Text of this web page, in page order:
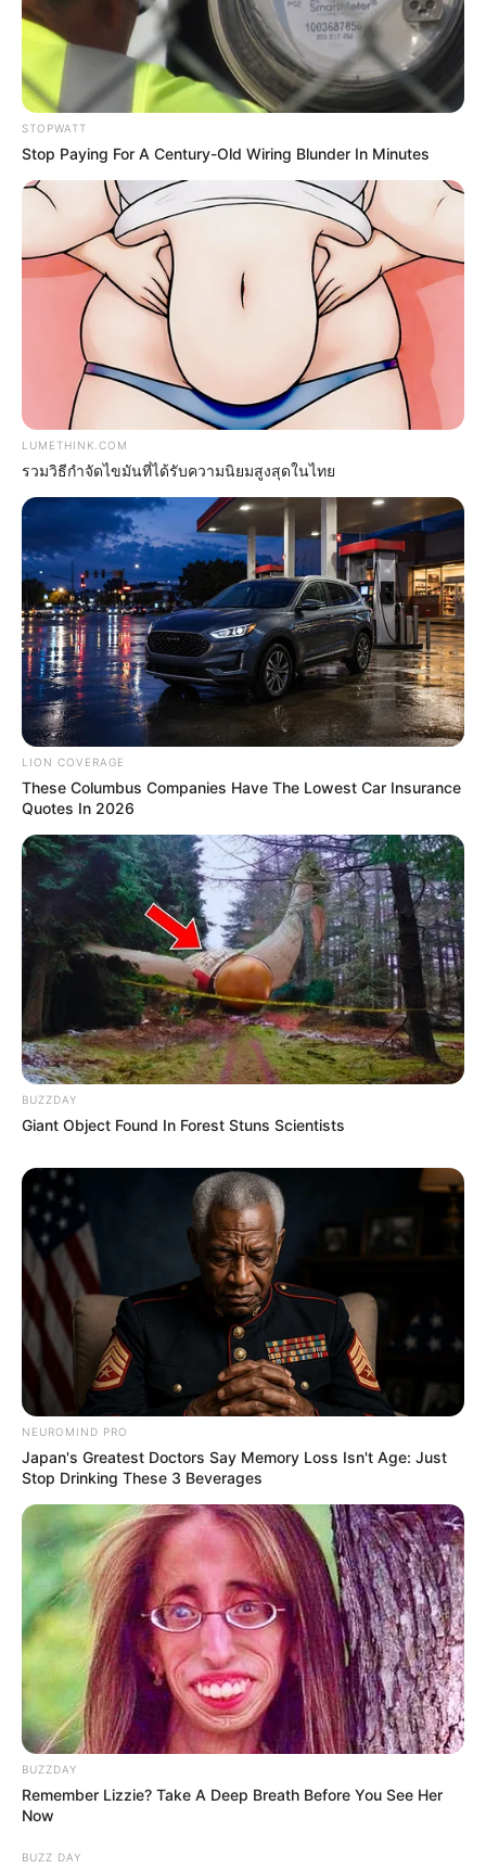
ER Doctor: "I Threw Out My Viagra After What I
Found On CVS Aisle 7"
FRIDAY PLANS
Flip This Switch: Next Month Your Electric Bill
Won't Be $245 But $14
STOPWATT
Stop Overpaying: The 10-Second Check That
STOPWATT
Insurance Quotes In 2026
LION COVERAGE
Age: Just Stop Drinking These 3 Beverages
NEUROMIND PRO
She Chose To Remove The Tattoos On Her Face.
Look At Her Now
BUZZ DAY
Man Teaches Lesson To Seat-Kicking Kid And
Mom – Watch!
STOPWATT
Stop Paying For A Century-Old Wiring Blunder In Minutes
LUMETHINK.COM
รวมวิธีกำจัดไขมันที่ได้รับความนิยมสูงสุดในไทย
LION COVERAGE
These Columbus Companies Have The Lowest Car Insurance
Quotes In 2026
BUZZDAY
Giant Object Found In Forest Stuns Scientists
NEUROMIND PRO
Japan's Greatest Doctors Say Memory Loss Isn't Age: Just
Stop Drinking These 3 Beverages
BUZZDAY
Remember Lizzie? Take A Deep Breath Before You See Her
Now
BUZZ DAY